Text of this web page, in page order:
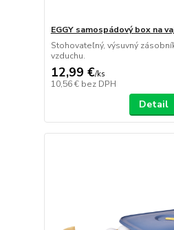
EGGY samospádový box na
Stohovateľný, výsuvný
vzduchu.
12,99 €/ks
10,56 € bez DPH
Detail